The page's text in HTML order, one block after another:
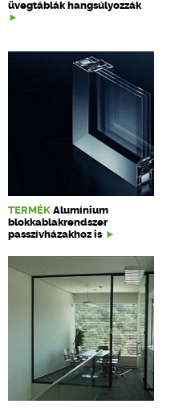
üvegtáblák hangsúlyozzák
TERMÉK Alumínium
blokkablakrendszer
passzívházakhoz is